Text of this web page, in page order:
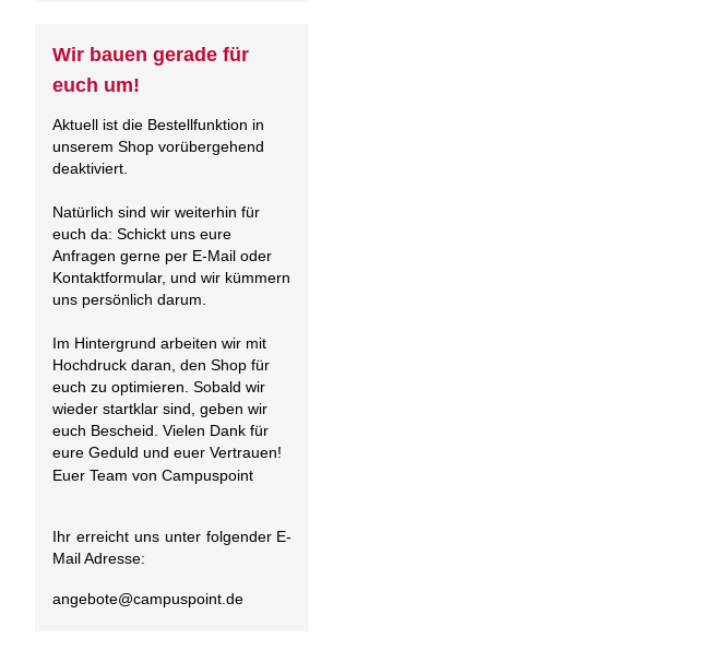
Wir bauen gerade für
euch um!
Aktuell ist die Bestellfunktion in
unserem Shop vorübergehend
deaktiviert.
Natürlich sind wir weiterhin für
euch da: Schickt uns eure
Anfragen gerne per E-Mail oder
Kontaktformular, und wir kümmern
uns persönlich darum.
Im Hintergrund arbeiten wir mit
Hochdruck daran, den Shop für
euch zu optimieren. Sobald wir
wieder startklar sind, geben wir
euch Bescheid. Vielen Dank für
eure Geduld und euer Vertrauen!
Euer Team von Campuspoint
Ihr erreicht uns unter folgender E-
Mail Adresse:
angebote@campuspoint.de